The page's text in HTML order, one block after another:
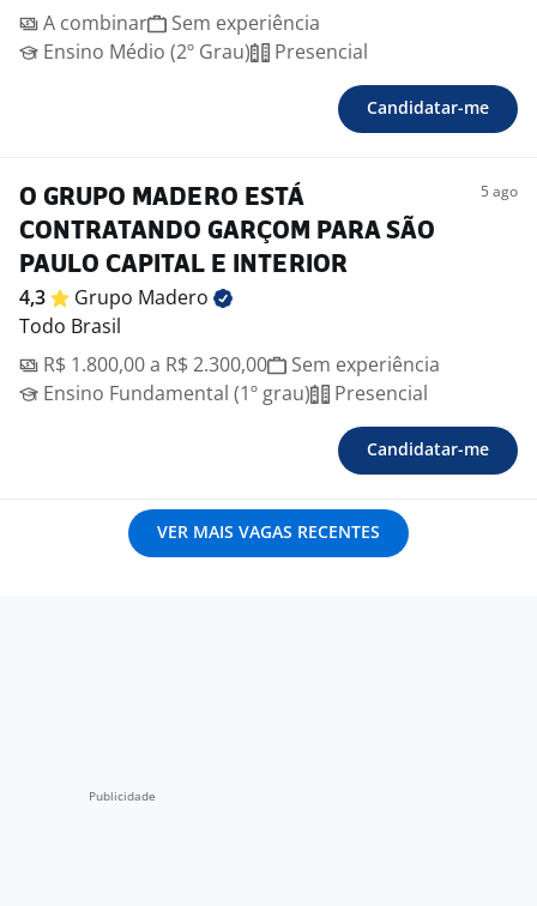
A combinar
Sem experiência
Ensino Médio (2º Grau)
Presencial
Candidatar-me
O GRUPO MADERO ESTÁ
CONTRATANDO GARÇOM PARA SÃO
PAULO CAPITAL E INTERIOR
5 ago
4,3 Grupo Madero
Todo Brasil
R$ 1.800,00 a R$ 2.300,00
Sem experiência
Ensino Fundamental (1º grau)
Presencial
Candidatar-me
VER MAIS VAGAS RECENTES